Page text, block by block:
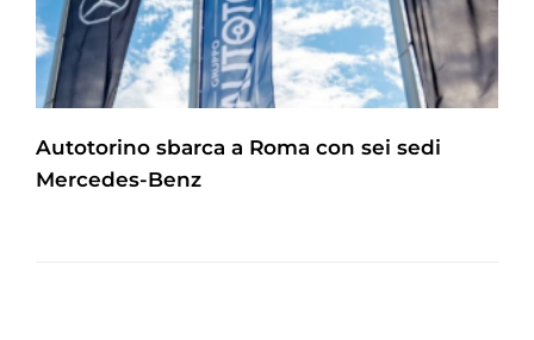
Autotorino sbarca a Roma con sei sedi
Mercedes-Benz